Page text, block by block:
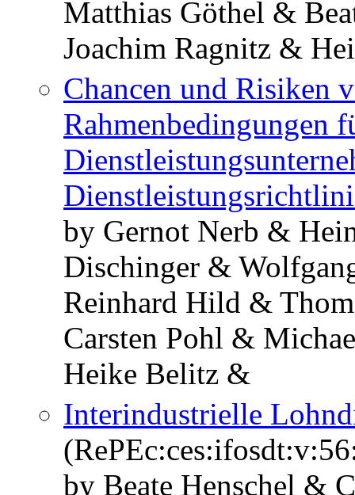
Matthias Göthel &
Joachim Ragnitz &
Chancen und Risiken
Rahmenbedingungen
by Gernot Nerb &
Dischinger &
Reinhard Hild &
Carsten Pohl &
Heike Belitz &
Interindustrielle
by Beate Henschel &